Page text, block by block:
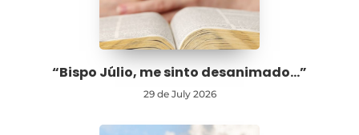
“Bispo Júlio, me sinto desanimado…”
29 de July 2026